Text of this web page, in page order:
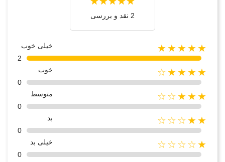
2 نقد و بررسی‌‌
★★★★★
خیلی خوب
2
★★★★☆
خوب
0
★★★☆☆
متوسط
0
★★☆☆☆
بد
0
★☆☆☆☆
خیلی بد
0